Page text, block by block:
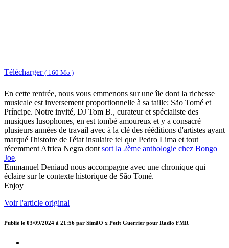
Télécharger ( 160 Mo )
En cette rentrée, nous vous emmenons sur une île dont la richesse
musicale est inversement proportionnelle à sa taille: São Tomé et
Príncipe. Notre invité, DJ Tom B., curateur et spécialiste des
musiques lusophones, en est tombé amoureux et y a consacré
plusieurs années de travail avec à la clé des rééditions d'artistes ayant
marqué l'histoire de l'état insulaire tel que Pedro Lima et tout
récemment Africa Negra dont sort la 2ème anthologie chez Bongo
Joe.
Emmanuel Deniaud nous accompagne avec une chronique qui
éclaire sur le contexte historique de São Tomé.
Enjoy
Voir l'article original
Publié le 03/09/2024 à 21:56 par SimãO x Petit Guerrier pour Radio FMR